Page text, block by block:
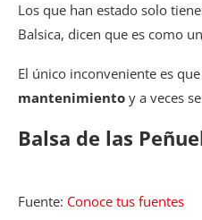
Los que han estado solo
Balsica, dicen que es como
El único inconveniente es que
mantenimiento y a veces
Balsa de las
Fuente: Conoce tus fuentes